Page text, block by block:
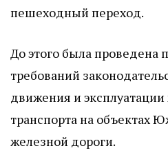
пешеходный переход.
До этого была проведена
требований
движения и
транспорта на объектах
железной дороги.